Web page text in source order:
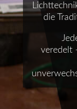
die
veredelt